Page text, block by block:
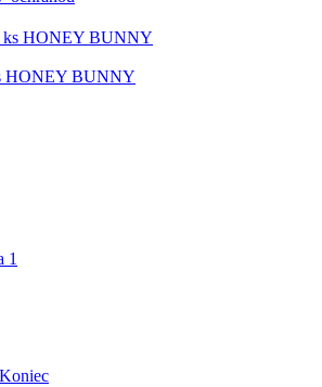
HONEY BUNNY
1
Koniec